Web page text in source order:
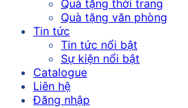
Quà tặng thời trang
Quà tặng văn phòng
Tin tức
Tin tức nổi bật
Sự kiện nổi bật
Catalogue
Liên hệ
Đăng nhập